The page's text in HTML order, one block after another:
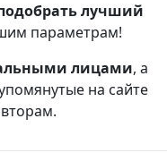
лучший
параметрам!
лицами, а
на сайте